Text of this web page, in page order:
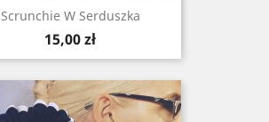
Scrunchie W Serduszka
Cena
15,00 zł